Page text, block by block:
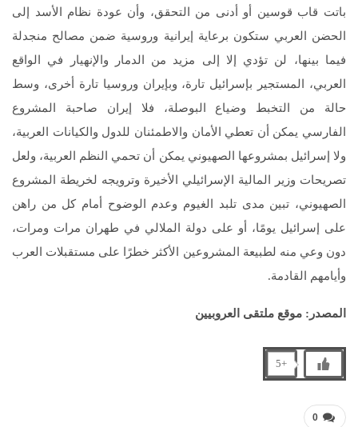
باتت قاب قوسين أو أدنى من التحقق، وأن عودة نظام الأسد إلى
الحضن العربي ستكون برعاية إيرانية وروسية ضمن مصالح منجدلة
فيما بينها، لن تؤدي إلا إلى مزيد من الدمار والإنهيار في الواقع
العربي، المستجير بإسرائيل تارة، وبإيران وروسيا تارة أخرى، وسط
حالة من التخبط وضياع البوصلة، فلا إيران صاحبة المشروع
الفارسي يمكن أن تعطي الأمان والاطمئنان للدول والكيانات العربية،
ولا إسرائيل بمشروعها الصهيوني يمكن أن تحمي النظم العربية، ولعل
تصريحات وزير المالية الإسرائيلي الأخيرة وترويجه لخريطة المشروع
الصهيوني، تبين مدى تلبد الغيوم وعدم الوضوح أمام كل من راهن
على إسرائيل يومًا، أو على دولة الملالي في طهران مرات ومرات،
دون وعي منه لطبيعة المشروعين الأكثر خطرًا على مستقبلات العرب
وأيامهم القادمة.
المصدر: موقع ملتقى العروبيين
+5
0